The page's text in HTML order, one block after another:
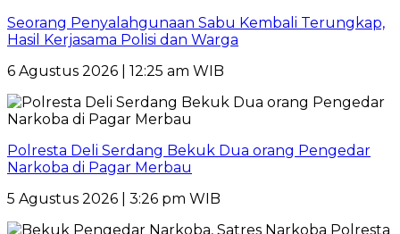
Seorang Penyalahgunaan Sabu Kembali Terungkap,
Hasil Kerjasama Polisi dan Warga
6 Agustus 2026 | 12:25 am WIB
Polresta Deli Serdang Bekuk Dua orang Pengedar
Narkoba di Pagar Merbau
5 Agustus 2026 | 3:26 pm WIB